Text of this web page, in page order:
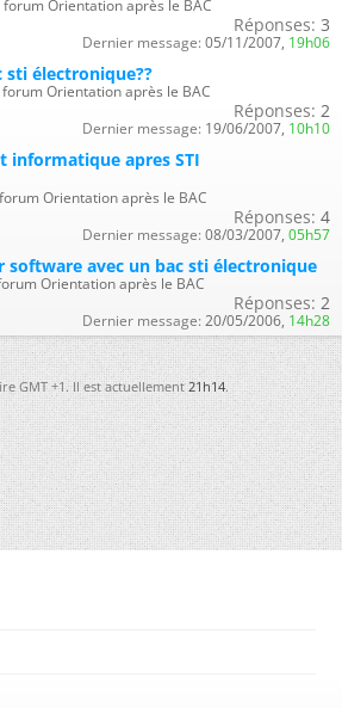
Orientation après le BAC
Réponses: 3
Dernier message: 05/11/2007, 19h06
sti électronique??
Orientation après le BAC
Réponses: 2
Dernier message: 19/06/2007, 10h10
informatique apres STI
Orientation après le BAC
Réponses: 4
Dernier message: 08/03/2007, 05h57
software avec un bac sti électronique
Orientation après le BAC
Réponses: 2
Dernier message: 20/05/2006, 14h28
GMT +1. Il est actuellement21h14.